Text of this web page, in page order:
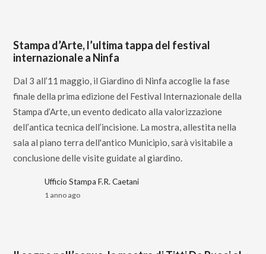
Stampa d’Arte, l’ultima tappa del festival
internazionale a Ninfa
Dal 3 all’11 maggio, il Giardino di Ninfa accoglie la fase
finale della prima edizione del Festival Internazionale della
Stampa d’Arte, un evento dedicato alla valorizzazione
dell’antica tecnica dell’incisione. La mostra, allestita nella
sala al piano terra dell'antico Municipio, sarà visitabile a
conclusione delle visite guidate al giardino.
Ufficio Stampa F.R. Caetani
1 anno ago